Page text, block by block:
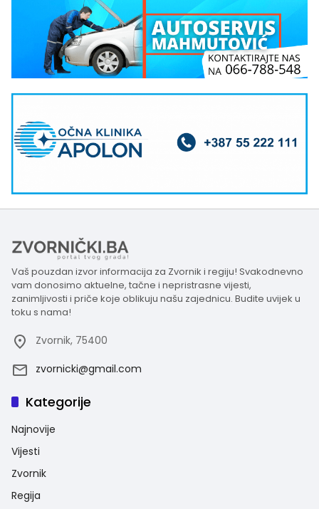
Vaš pouzdan izvor informacija za Zvornik i regiju! Svakodnevno
vam donosimo aktuelne, tačne i nepristrasne vijesti,
zanimljivosti i priče koje oblikuju našu zajednicu. Budite uvijek u
toku s nama!
Zvornik, 75400
zvornicki@gmail.com
Kategorije
Najnovije
Vijesti
Zvornik
Regija